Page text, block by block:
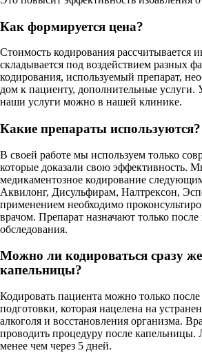
Как формируется цена?
Стоимость кодирования рассчитывается
складывается под воздействием разных
кодирования, используемый препарат,
дом к пациенту, дополнительные услуги.
наши услуги можно в нашей клинике.
Какие препараты используются?
В своей работе мы используем только
которые доказали свою эффективность.
медикаментозное кодирование
Аквилонг, Дисульфирам, Налтрексон,
применением необходимо
врачом. Препарат назначают только
обследования.
Можно ли кодироваться сразу
капельницы?
Кодировать пациента можно только
подготовки, которая нацелена на
алкоголя и восстановления организма.
проводить процедуру после капельницы.
менее чем через 5 дней.